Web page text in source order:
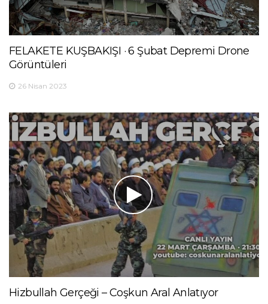
FELAKETE KUŞBAKIŞI · 6 Şubat Depremi Drone
Görüntüleri
26 Nisan 2023
Hizbullah Gerçeği – Coşkun Aral Anlatıyor